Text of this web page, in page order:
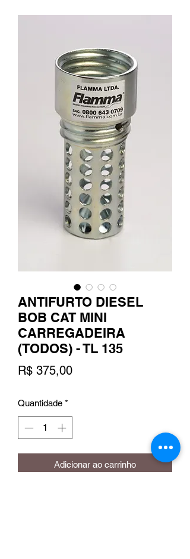
ANTIFURTO DIESEL
BOB CAT MINI
CARREGADEIRA
(TODOS) - TL 135
R$ 375,00Preço
Quantidade *
Adicionar ao carrinho